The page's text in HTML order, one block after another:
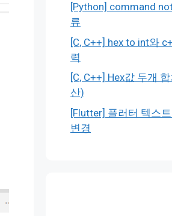
[Python] command
류
[C, C++] hex to int와
력
[C, C++] Hex값 두개
산)
[Flutter] 플러터 텍스
변경